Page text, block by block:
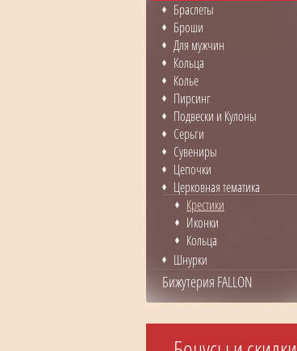
Браслеты
Броши
Для мужчин
Кольца
Колье
Пирсинг
Подвески и Кулоны
Серьги
Сувениры
Цепочки
Церковная тематика
Крестики
Иконки
Кольца
Шнурки
Бижутерия FALLON